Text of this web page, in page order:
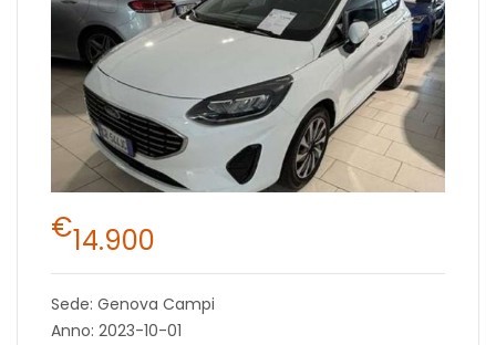
€14.900
Sede: Genova Campi
Anno: 2023-10-01